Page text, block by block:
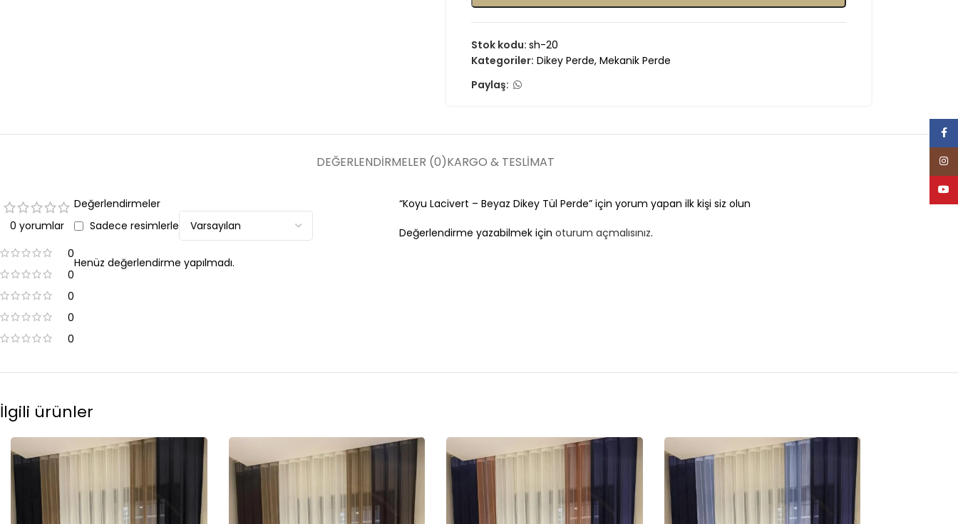
Stok kodu: sh-20
Kategoriler: Dikey Perde, Mekanik Perde
Paylaş:
DEĞERLENDIRMELER (0)KARGO & TESLIMAT
0 yorumlar
0
0
0
0
0
Değerlendirmeler
Sadece resimlerle
Henüz değerlendirme yapılmadı.
“Koyu Lacivert – Beyaz Dikey Tül Perde” için yorum yapan ilk kişi siz olun
Değerlendirme yazabilmek için oturum açmalısınız.
İlgili ürünler